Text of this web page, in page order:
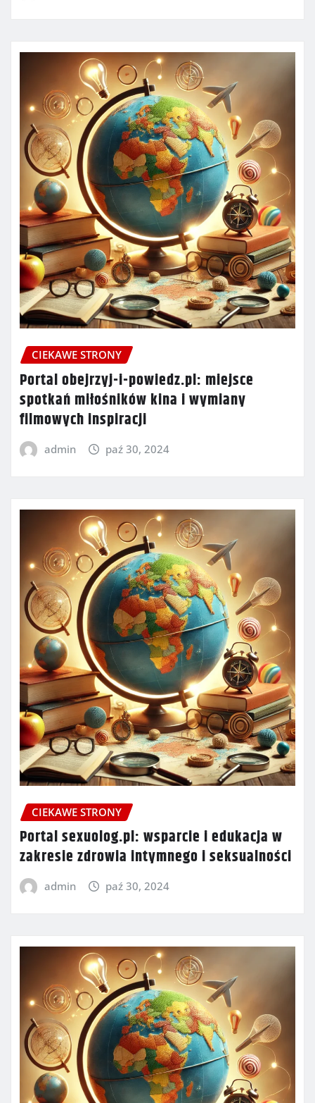
CIEKAWE STRONY
Portal obejrzyj-i-powiedz.pl: miejsce
spotkań miłośników kina i wymiany
filmowych inspiracji
admin paź 30, 2024
CIEKAWE STRONY
Portal sexuolog.pl: wsparcie i edukacja w
zakresie zdrowia intymnego i seksualności
admin paź 30, 2024